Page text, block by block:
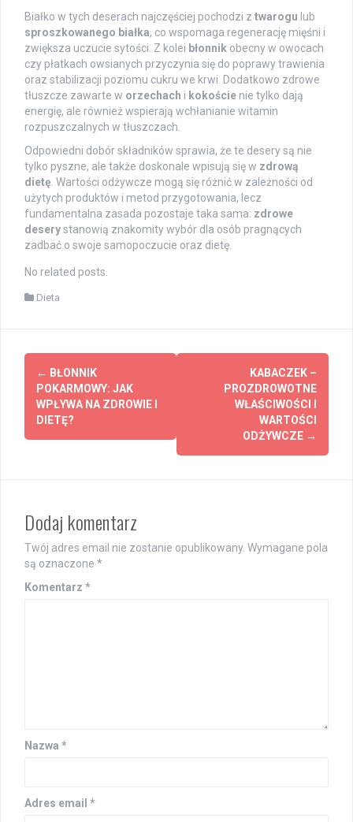
Białko w tych deserach najczęściej pochodzi z twarogu lub
sproszkowanego białka, co wspomaga regenerację mięśni i
zwiększa uczucie sytości. Z kolei błonnik obecny w owocach
czy płatkach owsianych przyczynia się do poprawy trawienia
oraz stabilizacji poziomu cukru we krwi. Dodatkowo zdrowe
tłuszcze zawarte w orzechach i kokoście nie tylko dają
energię, ale również wspierają wchłanianie witamin
rozpuszczalnych w tłuszczach.
Odpowiedni dobór składników sprawia, że te desery są nie
tylko pyszne, ale także doskonale wpisują się w zdrową
dietę . Wartości odżywcze mogą się różnić w zależności od
użytych produktów i metod przygotowania, lecz
fundamentalna zasada pozostaje taka sama: zdrowe
deserystanowią znakomity wybór dla osób pragnących
zadbać o swoje samopoczucie oraz dietę.
No related posts.
Dieta
Post
navigation
← BŁONNIK
POKARMOWY: JAK
WPŁYWA NA ZDROWIE I
DIETĘ?
KABACZEK –
PROZDROWOTNE
WŁAŚCIWOŚCI I
WARTOŚCI
ODŻYWCZE →
Dodaj komentarz
Twój adres email nie zostanie opublikowany. Wymagane pola
są oznaczone *
Komentarz *
Nazwa *
Adres email *